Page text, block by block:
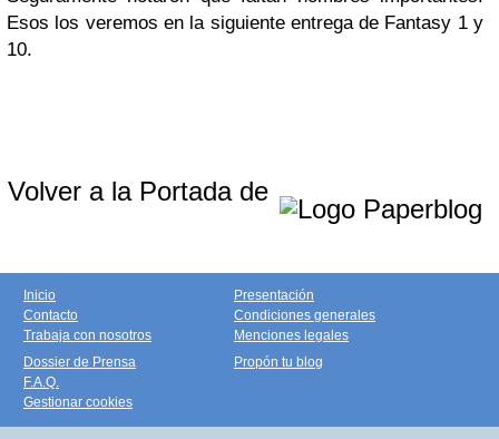
Esos los veremos en la siguiente entrega de Fantasy 1 y
10.
Volver a la Portada de
Inicio
Contacto
Trabaja con nosotros
Presentación
Condiciones generales
Menciones legales
Dossier de Prensa
F.A.Q.
Gestionar cookies
Propón tu blog